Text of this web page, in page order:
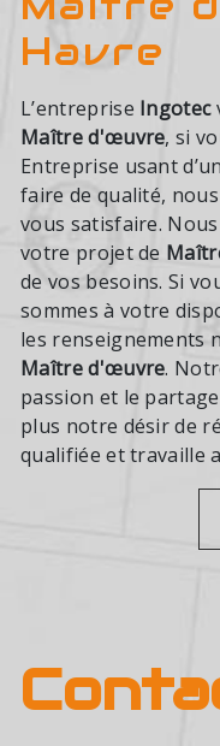
Havre
L’entreprise Ingotec
Maître d'œuvre, si
Entreprise usant
faire de qualité,
vous satisfaire.
votre projet de
de vos besoins. Si
sommes à votre
les renseignements
Maître d'œuvre.
passion et le
plus notre désir de
qualifiée et travaille